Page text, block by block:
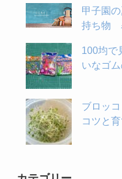
甲子園
持ち物
100均で
いなゴ
ブロッ
コツと